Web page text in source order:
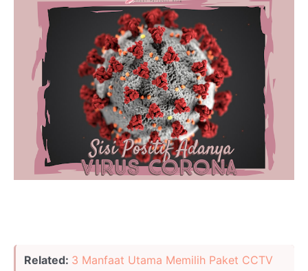
Related: 3 Manfaat Utama Memilih Paket CCTV